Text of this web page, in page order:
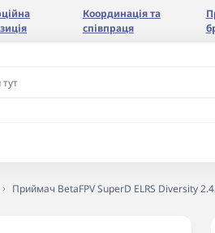
Координація та
співпраця
Приймач BetaFPV SuperD ELRS Diversity